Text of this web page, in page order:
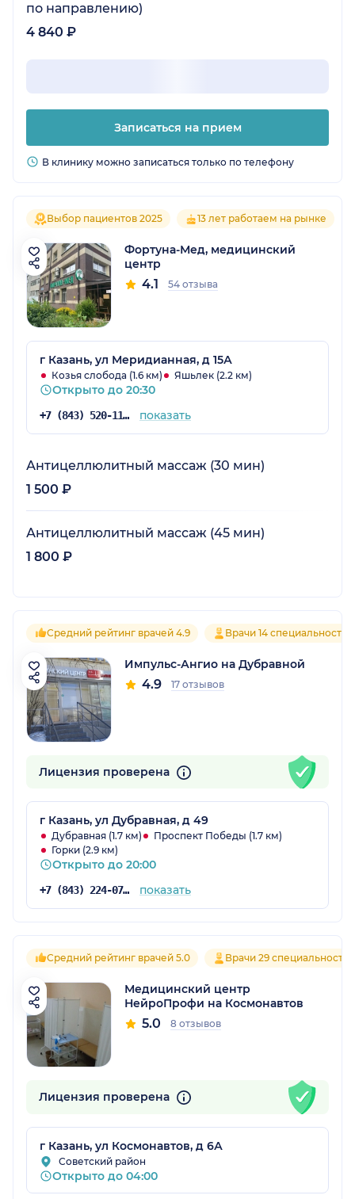
по направлению)
4 840 ₽
Записаться на прием
В клинику можно записаться только по телефону
Выбор пациентов 2025 13 лет работаем на рынке
Фортуна-Мед, медицинский
центр
4.1 54 отзыва
г Казань, ул Меридианная, д 15А
Козья слобода (1.6 км) Яшьлек (2.2 км)
Открыто до 20:30
+7 (843) 520-11-84 показать
Антицеллюлитный массаж (30 мин)
1 500 ₽
Антицеллюлитный массаж (45 мин)
1 800 ₽
Средний рейтинг врачей 4.9 Врачи 14 специальностей
Импульс-Ангио на Дубравной
4.9 17 отзывов
Лицензия проверена
г Казань, ул Дубравная, д 49
Дубравная (1.7 км)
Проспект Победы (1.7 км)
Горки (2.9 км)
Открыто до 20:00
+7 (843) 224-07-20 показать
Средний рейтинг врачей 5.0 Врачи 29 специальностей
Медицинский центр
НейроПрофи на Космонавтов
5.0 8 отзывов
Лицензия проверена
г Казань, ул Космонавтов, д 6А
Советский район
Открыто до 04:00